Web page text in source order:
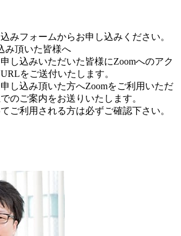
みフォームからお申し込みください。
み頂いた皆様へ
し込みいただいた皆様にZoomへのアク
をご送付いたします。
し込み頂いた方へZoomをご利用いただ
でのご案内をお送りいたします。
ご利用される方は必ずご確認下さい。